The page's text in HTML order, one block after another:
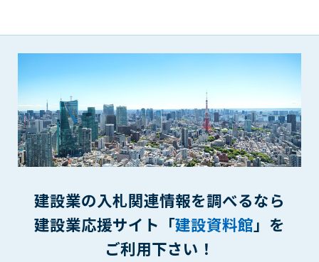
建設業の入札関連情報を調べるなら
建設業応援サイト「建設資料館」を
ご利用下さい！
(8) 犯罪的行為に結びつく行為
(9) その他、法律に反する行為
(10) 建設資料館から知り得た情報及びダウンロードした情報
を、営利を目的として第三者に転売し、または転売のため
に第三者に提供すること
恐れのあるものは、会員の承諾なく削除できるものとします。
(1) 登録されている情報が、第6条の定める禁止事項に該当する
と管理者が、判断した場合
(2) 建設資料館の運営および保守管理上、必要と判断した場合